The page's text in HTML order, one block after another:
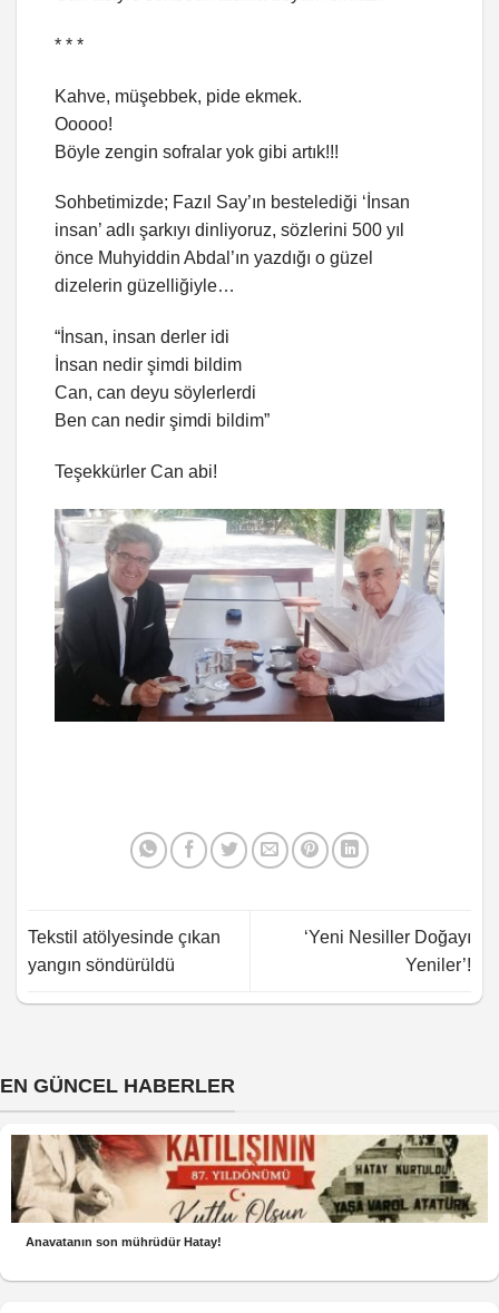
* * *
Kahve, müşebbek, pide ekmek.
Ooooo!
Böyle zengin sofralar yok gibi artık!!!
Sohbetimizde; Fazıl Say’ın bestelediği ‘İnsan
insan’ adlı şarkıyı dinliyoruz, sözlerini 500 yıl
önce Muhyiddin Abdal’ın yazdığı o güzel
dizelerin güzelliğiyle…
“İnsan, insan derler idi
İnsan nedir şimdi bildim
Can, can deyu söylerlerdi
Ben can nedir şimdi bildim”
Teşekkürler Can abi!
Tekstil atölyesinde çıkan
yangın söndürüldü
‘Yeni Nesiller Doğayı
Yeniler’!
EN GÜNCEL HABERLER
Anavatanın son mührüdür Hatay!